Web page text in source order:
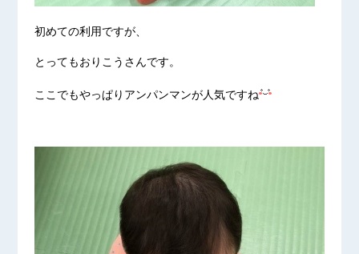
初めての利用ですが、
とってもおりこうさんです。
ここでもやっぱりアンパンマンが人気ですね